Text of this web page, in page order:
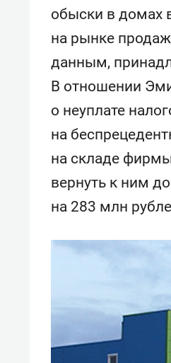
обыски в домах
на рынке
данным,
В отношении
о неуплате
на
на складе
вернуть к ним
на 283 млн
Падел, фитнес,
ниндзя-зал: как
стал Меккой